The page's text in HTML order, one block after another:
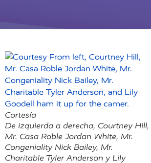
Cortesía
De izquierda a derecha, Courtney Hill,
Mr. Casa Roble Jordan White, Mr.
Congeniality Nick Bailey, Mr.
Charitable Tyler Anderson y Lily